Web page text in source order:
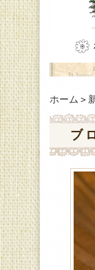
ホーム ＞
ブ